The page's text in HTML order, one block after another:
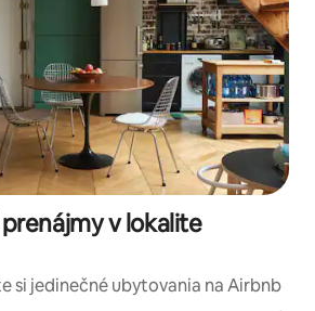
v lokalite
si jedinečné ubytovania na Airbnb